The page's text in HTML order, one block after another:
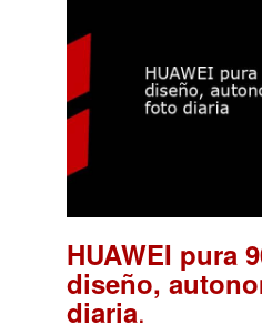
HUAWEI pura
diseño,
diaria.